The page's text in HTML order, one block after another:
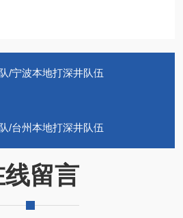
/宁波本地打深井队伍
/台州本地打深井队伍
留言